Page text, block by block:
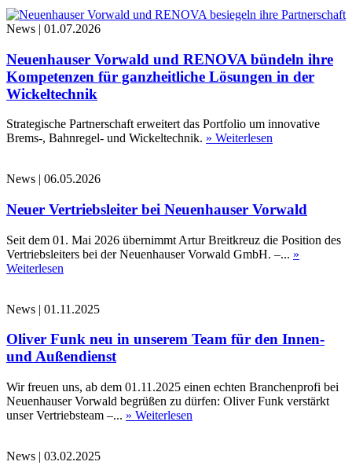
News | 01.07.2026
Neuenhauser Vorwald und RENOVA bündeln ihre
Kompetenzen für ganzheitliche Lösungen in der
Wickeltechnik
Strategische Partnerschaft erweitert das Portfolio um innovative
Brems-, Bahnregel- und Wickeltechnik. » Weiterlesen
News | 06.05.2026
Neuer Vertriebsleiter bei Neuenhauser Vorwald
Seit dem 01. Mai 2026 übernimmt Artur Breitkreuz die Position des
Vertriebsleiters bei der Neuenhauser Vorwald GmbH. –... »
Weiterlesen
News | 01.11.2025
Oliver Funk neu in unserem Team für den Innen-
und Außendienst
Wir freuen uns, ab dem 01.11.2025 einen echten Branchenprofi bei
Neuenhauser Vorwald begrüßen zu dürfen: Oliver Funk verstärkt
unser Vertriebsteam –... » Weiterlesen
News | 03.02.2025